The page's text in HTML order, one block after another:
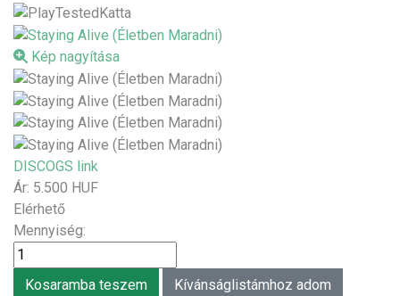
Kép nagyítása
DISCOGS link
Ár: 5.500 HUF
Elérhető
Mennyiség: